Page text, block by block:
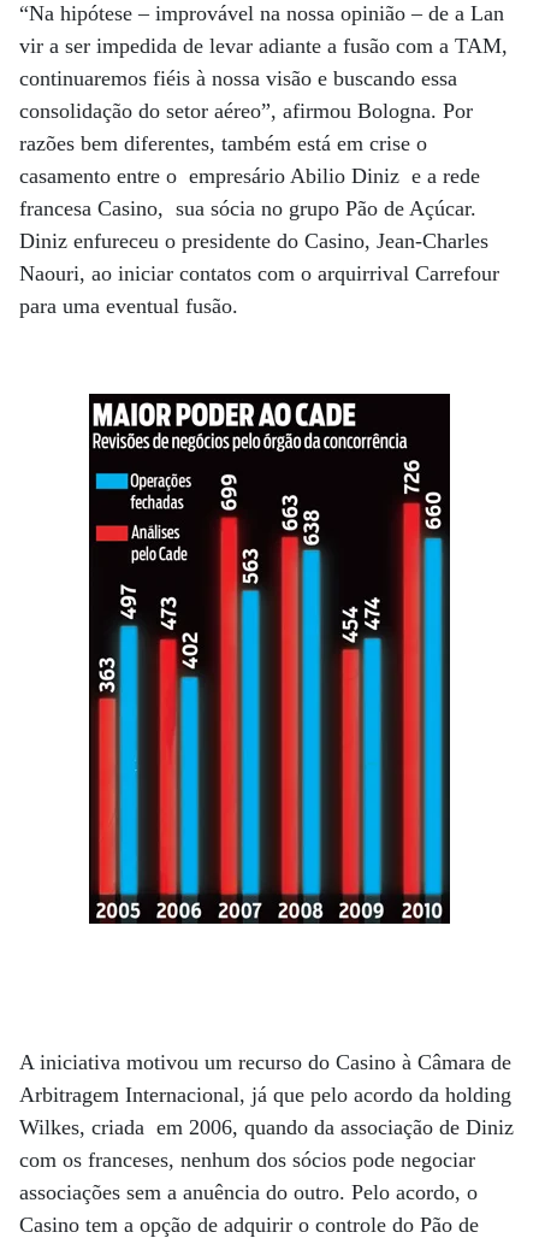
“Na hipótese – improvável na nossa opinião – de a Lan
vir a ser impedida de levar adiante a fusão com a TAM,
continuaremos fiéis à nossa visão e buscando essa
consolidação do setor aéreo”, afirmou Bologna. Por
razões bem diferentes, também está em crise o
casamento entre o empresário Abilio Diniz e a rede
francesa Casino, sua sócia no grupo Pão de Açúcar.
Diniz enfureceu o presidente do Casino, Jean-Charles
Naouri, ao iniciar contatos com o arquirrival Carrefour
para uma eventual fusão.
A iniciativa motivou um recurso do Casino à Câmara de
Arbitragem Internacional, já que pelo acordo da holding
Wilkes, criada em 2006, quando da associação de Diniz
com os franceses, nenhum dos sócios pode negociar
associações sem a anuência do outro. Pelo acordo, o
Casino tem a opção de adquirir o controle do Pão de